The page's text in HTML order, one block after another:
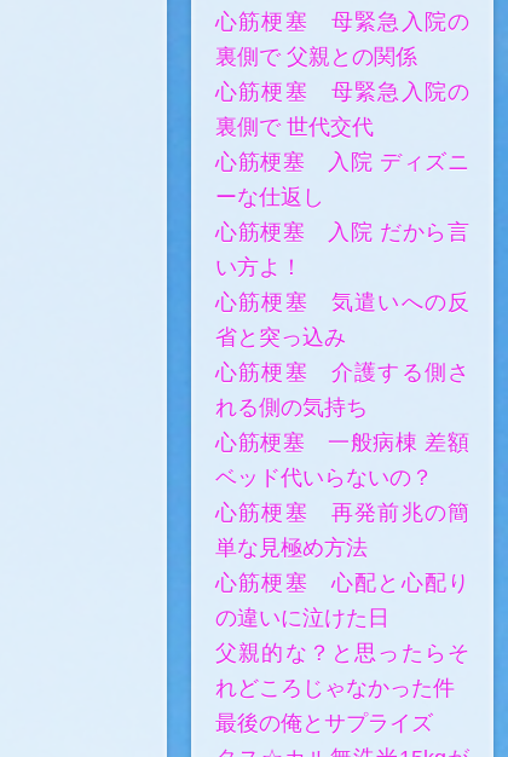
心筋梗塞 母緊急入院の
裏側で 父親との関係
心筋梗塞 母緊急入院の
裏側で 世代交代
心筋梗塞 入院 ディズニ
ーな仕返し
心筋梗塞 入院 だから言
い方よ！
心筋梗塞 気遣いへの反
省と突っ込み
心筋梗塞 介護する側さ
れる側の気持ち
心筋梗塞 一般病棟 差額
ベッド代いらないの？
心筋梗塞 再発前兆の簡
単な見極め方法
心筋梗塞 心配と心配り
の違いに泣けた日
父親的な？と思ったらそ
れどころじゃなかった件
最後の俺とサプライズ